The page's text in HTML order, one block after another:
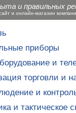
приборы
и
торговли и
и
и тактическое
и правильных
и онлайн-магазин